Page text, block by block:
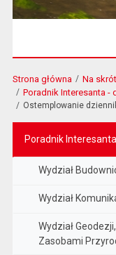
Strona główna
Na
Poradnik Interesanta -
Ostemplowanie
Poradnik
Wydział
Wydział
Wydział
Zasobami